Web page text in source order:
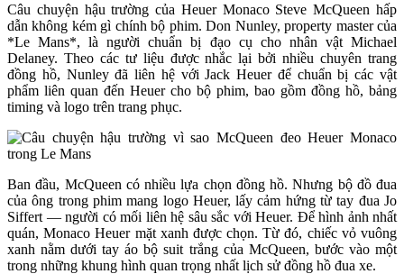
Câu chuyện hậu trường của Heuer Monaco Steve McQueen hấp
dẫn không kém gì chính bộ phim. Don Nunley, property master của
*Le Mans*, là người chuẩn bị đạo cụ cho nhân vật Michael
Delaney. Theo các tư liệu được nhắc lại bởi nhiều chuyên trang
đồng hồ, Nunley đã liên hệ với Jack Heuer để chuẩn bị các vật
phẩm liên quan đến Heuer cho bộ phim, bao gồm đồng hồ, bảng
timing và logo trên trang phục.
Ban đầu, McQueen có nhiều lựa chọn đồng hồ. Nhưng bộ đồ đua
của ông trong phim mang logo Heuer, lấy cảm hứng từ tay đua Jo
Siffert — người có mối liên hệ sâu sắc với Heuer. Để hình ảnh nhất
quán, Monaco Heuer mặt xanh được chọn. Từ đó, chiếc vỏ vuông
xanh nằm dưới tay áo bộ suit trắng của McQueen, bước vào một
trong những khung hình quan trọng nhất lịch sử đồng hồ đua xe.